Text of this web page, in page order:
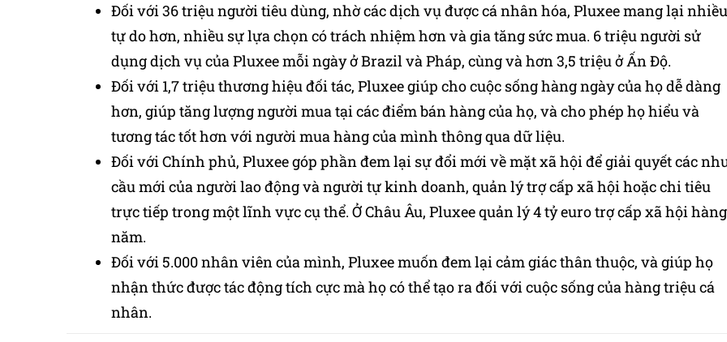
Đối với 36 triệu người tiêu dùng, nhờ các dịch vụ được cá nhân hóa, Pluxee mang lại nhiều
tự do hơn, nhiều sự lựa chọn có trách nhiệm hơn và gia tăng sức mua. 6 triệu người sử
dụng dịch vụ của Pluxee mỗi ngày ở Brazil và Pháp, cùng và hơn 3,5 triệu ở Ấn Độ.
Đối với 1,7 triệu thương hiệu đối tác, Pluxee giúp cho cuộc sống hàng ngày của họ dễ dàng
hơn, giúp tăng lượng người mua tại các điểm bán hàng của họ, và cho phép họ hiểu và
tương tác tốt hơn với người mua hàng của mình thông qua dữ liệu.
Đối với Chính phủ, Pluxee góp phần đem lại sự đổi mới về mặt xã hội để giải quyết các
cầu mới của người lao động và người tự kinh doanh, quản lý trợ cấp xã hội hoặc chi tiêu
trực tiếp trong một lĩnh vực cụ thể. Ở Châu Âu, Pluxee quản lý 4 tỷ euro trợ cấp xã hội hàng
năm.
Đối với 5.000 nhân viên của mình, Pluxeemuốn đem lại cảm giác thân thuộc, và giúp họ
nhận thức được tác động tích cực mà họ có thể tạo ra đối với cuộc sống của hàng triệu cá
nhân.